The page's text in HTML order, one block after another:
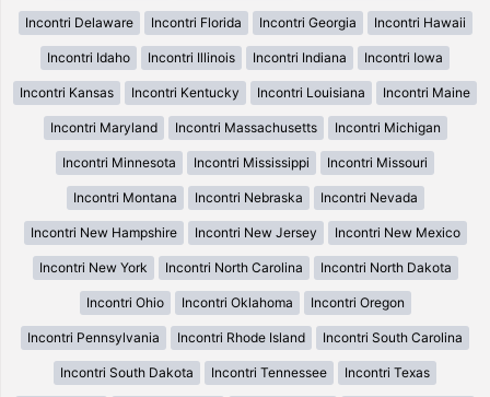
Incontri Delaware Incontri Florida Incontri Georgia Incontri Hawaii
Incontri Idaho Incontri Illinois Incontri Indiana Incontri Iowa
Incontri Kansas Incontri Kentucky Incontri Louisiana Incontri Maine
Incontri Maryland Incontri Massachusetts Incontri Michigan
Incontri Minnesota Incontri Mississippi Incontri Missouri
Incontri Montana Incontri Nebraska Incontri Nevada
Incontri New Hampshire Incontri New Jersey Incontri New Mexico
Incontri New York Incontri North Carolina Incontri North Dakota
Incontri Ohio Incontri Oklahoma Incontri Oregon
Incontri Pennsylvania Incontri Rhode Island Incontri South Carolina
Incontri South Dakota Incontri Tennessee Incontri Texas